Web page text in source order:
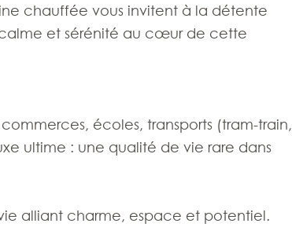
chauffée vous invitent à la détente
et sérénité au cœur de cette
écoles, transports (tram-train,
ultime : une qualité de vie rare dans
alliant charme, espace et potentiel.